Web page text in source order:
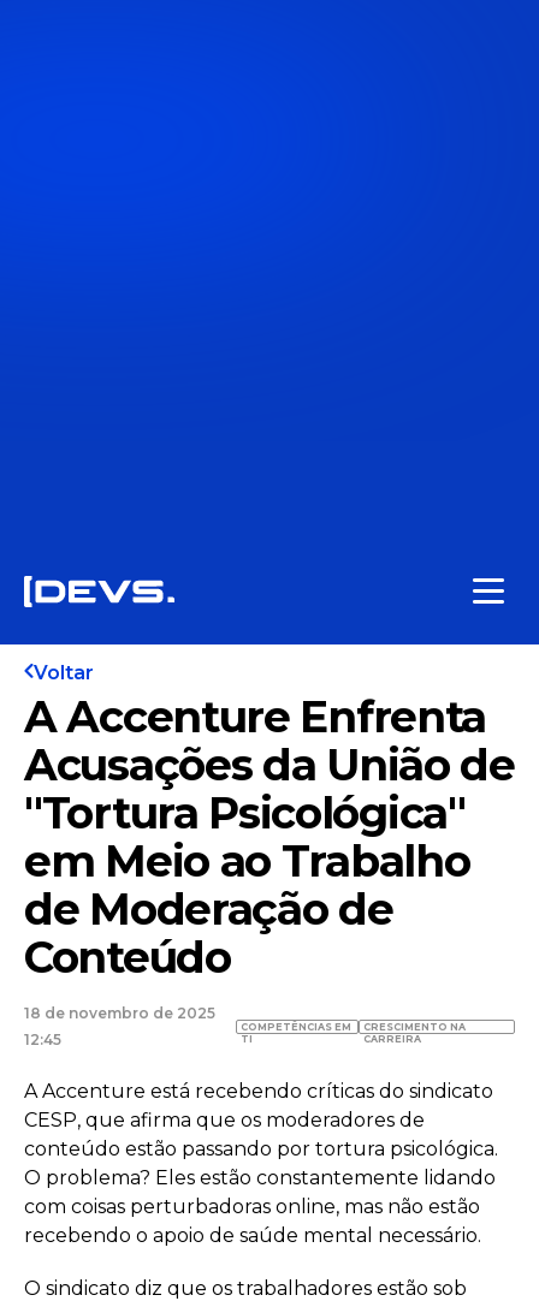
Voltar
A Accenture Enfrenta
Acusações da União de
"Tortura Psicológica"
em Meio ao Trabalho
de Moderação de
Conteúdo
18 de novembro de 2025
12:45
COMPETÊNCIAS EM
TI
CRESCIMENTO NA
CARREIRA
A Accenture está recebendo críticas do sindicato
CESP, que afirma que os moderadores de
conteúdo estão passando por tortura psicológica.
O problema? Eles estão constantemente lidando
com coisas perturbadoras online, mas não estão
recebendo o apoio de saúde mental necessário.
O sindicato diz que os trabalhadores estão sob